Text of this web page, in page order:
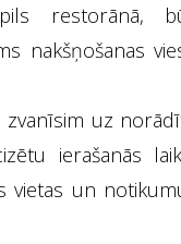
restorānā,
nakšņošanas
zvanīsim uz
ierašanās
vietas un